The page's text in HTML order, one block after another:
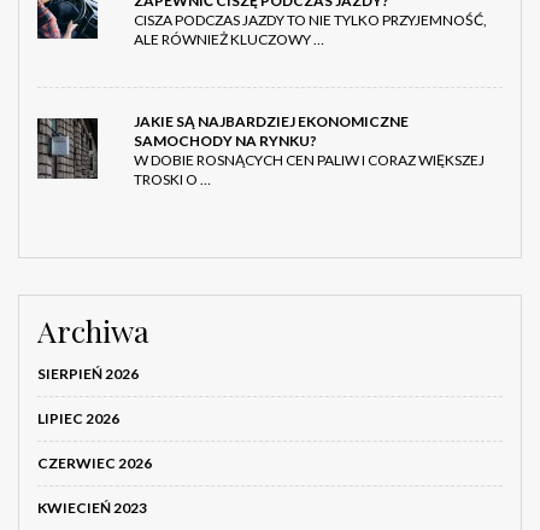
CISZA PODCZAS JAZDY TO NIE TYLKO PRZYJEMNOŚĆ,
ALE RÓWNIEŻ KLUCZOWY …
JAKIE SĄ NAJBARDZIEJ EKONOMICZNE
SAMOCHODY NA RYNKU?
W DOBIE ROSNĄCYCH CEN PALIW I CORAZ WIĘKSZEJ
TROSKI O …
Archiwa
SIERPIEŃ 2026
LIPIEC 2026
CZERWIEC 2026
KWIECIEŃ 2023